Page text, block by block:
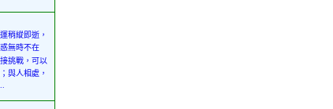
稍縱即逝，
無時不在
挑戰，可以
與人相處，